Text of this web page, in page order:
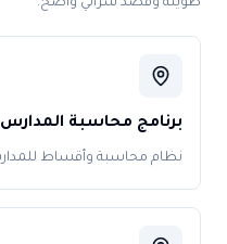
طويلة وقصد شرائي واضح.
برنامج محاسبة المدارس
نظام محاسبة وأقساط